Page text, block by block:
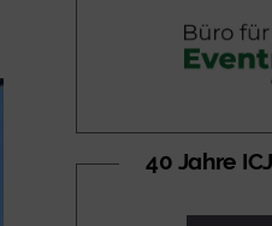
40 Jahre